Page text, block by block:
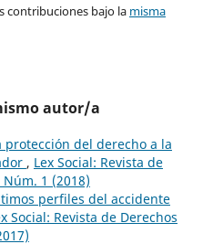
contribuciones bajo la misma
autor/a
protección del derecho a la
, Lex Social: Revista de
Núm. 1 (2018)
perfiles del accidente
Social: Revista de Derechos